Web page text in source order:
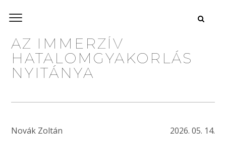
AZ IMMERZÍV
HATALOMGYAKORLÁS
NYITÁNYA
Novák Zoltán 2026. 05. 14.